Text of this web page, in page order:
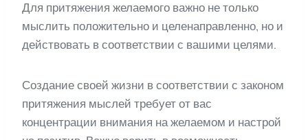
Для притяжения желаемого важно не только
мыслить положительно и целенаправленно, но и
действовать в соответствии с вашими целями.
Создание своей жизни в соответствии с законом
притяжения мыслей требует от вас
концентрации внимания на желаемом и настрой